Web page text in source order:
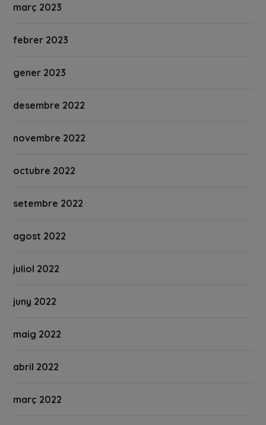
març 2023
febrer 2023
gener 2023
desembre 2022
novembre 2022
octubre 2022
setembre 2022
agost 2022
juliol 2022
juny 2022
maig 2022
abril 2022
març 2022